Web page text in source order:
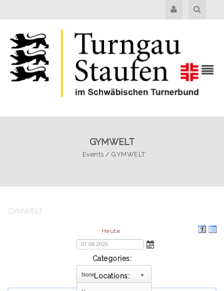
GYMWELT
Events / GYMWELT
GYMWELT
Heute
Categories:
select
Locations: